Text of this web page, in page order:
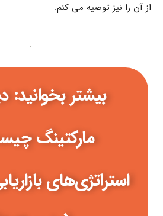
از آن را نیز توصیه می کنم.
بیشتر بخوانید:
مارکتینگ
استراتژی‌های